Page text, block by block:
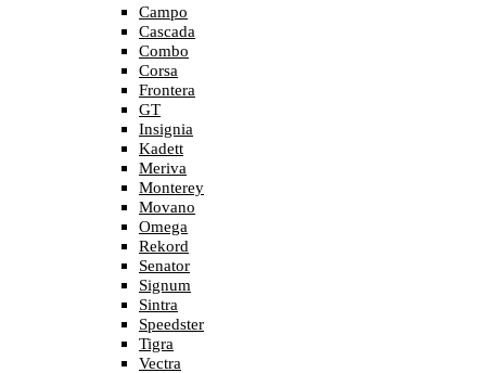
Campo
Cascada
Combo
Corsa
Frontera
GT
Insignia
Kadett
Meriva
Monterey
Movano
Omega
Rekord
Senator
Signum
Sintra
Speedster
Tigra
Vectra